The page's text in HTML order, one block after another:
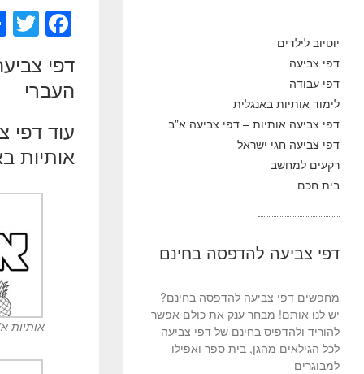
יוטיוב לילדים
דפי צביעה
דפי עבודה
לימוד אותיות באנגלית
דפי צביעה אותיות – דפי צביעה א”ב
דפי צביעה חגי ישראל
רקעים למחשב
בית חכם
F
c
e
b
o
k
tt
דפי
העברי
עוד דפי
אותיות
אותיות
דפי צביעה להדפסה בחינם
מחפשים דפי צביעה להדפסה בחינם?
יש לנו אותם! מבחר ענק את כולם אפשר
להוריד ולהדפיס בחינם של דפי צביעה
לכל הגילאים מהגן, בית ספר ואפילו
למבוגרים